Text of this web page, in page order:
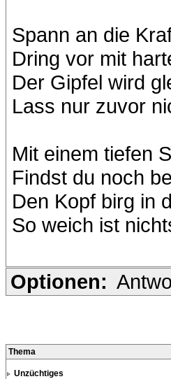
Spann an die
Dring vor mit
Der Gipfel wird
Lass nur zuvor
Mit einem tiefen
Findst du noch
Den Kopf birg in
So weich ist
Optionen:
Thema
Unzüchtiges